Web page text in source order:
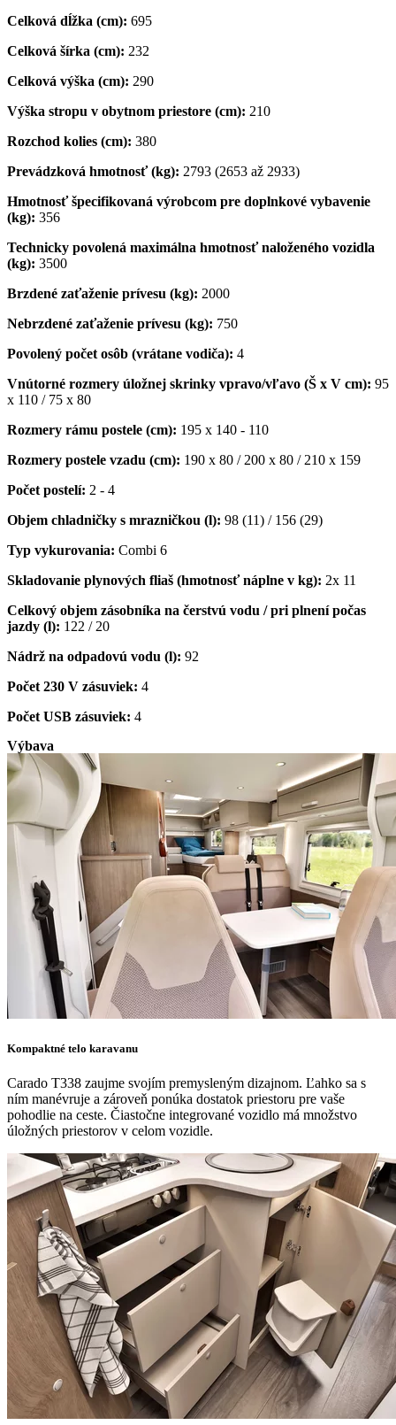
Celková dĺžka (cm): 695
Celková šírka (cm): 232
Celková výška (cm): 290
Výška stropu v obytnom priestore (cm): 210
Rozchod kolies (cm): 380
Prevádzková hmotnosť (kg): 2793 (2653 až 2933)
Hmotnosť špecifikovaná výrobcom pre doplnkové vybavenie
(kg): 356
Technicky povolená maximálna hmotnosť naloženého vozidla
(kg): 3500
Brzdené zaťaženie prívesu (kg): 2000
Nebrzdené zaťaženie prívesu (kg): 750
Povolený počet osôb (vrátane vodiča): 4
Vnútorné rozmery úložnej skrinky vpravo/vľavo (Š x V cm): 95
x 110 / 75 x 80
Rozmery rámu postele (cm): 195 x 140 - 110
Rozmery postele vzadu (cm): 190 x 80 / 200 x 80 / 210 x 159
Počet postelí: 2 - 4
Objem chladničky s mrazničkou (l): 98 (11) / 156 (29)
Typ vykurovania: Combi 6
Skladovanie plynových fliaš (hmotnosť náplne v kg): 2x 11
Celkový objem zásobníka na čerstvú vodu / pri plnení počas
jazdy (l): 122 / 20
Nádrž na odpadovú vodu (l): 92
Počet 230 V zásuviek: 4
Počet USB zásuviek: 4
Výbava
Kompaktné telo karavanu
Carado T338 zaujme svojím premysleným dizajnom. Ľahko sa s
ním manévruje a zároveň ponúka dostatok priestoru pre vaše
pohodlie na ceste. Čiastočne integrované vozidlo má množstvo
úložných priestorov v celom vozidle.